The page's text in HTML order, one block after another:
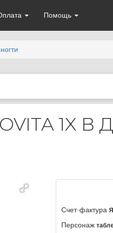
Помощь
1X В
Счет-фактура
Персонаж